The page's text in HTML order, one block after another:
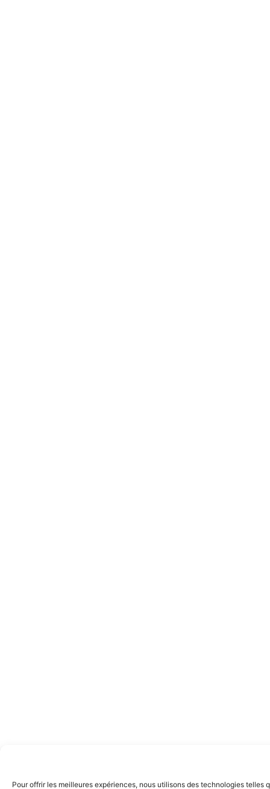
Pour offrir les meilleures expériences, nous utilisons des technologies